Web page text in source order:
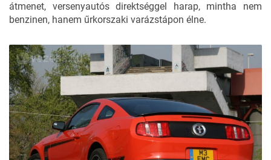
átmenet, versenyautós direktséggel harap, mintha nem
benzinen, hanem űrkorszaki varázstápon élne.